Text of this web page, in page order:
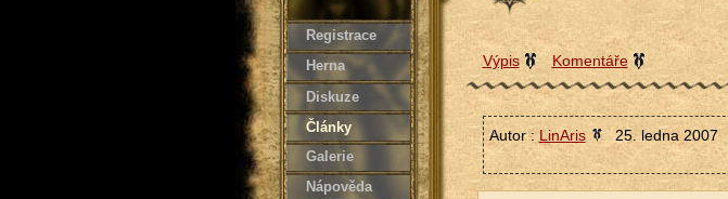
Registrace
Herna
Diskuze
Články
Galerie
Nápověda
Výpis Komentáře
Autor :LinAris 25. ledna 2007